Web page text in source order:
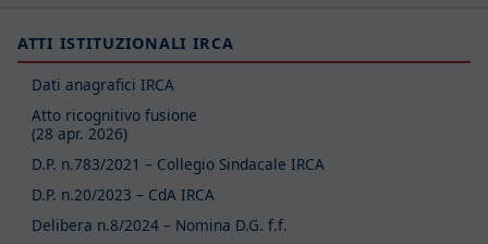
ATTI ISTITUZIONALI IRCA
Dati anagrafici IRCA
Atto ricognitivo fusione
(28 apr. 2026)
D.P. n.783/2021 – Collegio Sindacale IRCA
D.P. n.20/2023 – CdA IRCA
Delibera n.8/2024 – Nomina D.G. f.f.